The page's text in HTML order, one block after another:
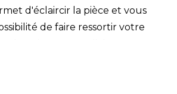
d'éclaircir la pièce et vous
de faire ressortir votre
KARE à accrocher ou sur pied